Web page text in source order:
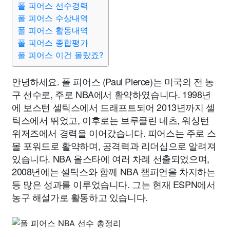
폴 피어스 선수경력
폴 피어스 수상내역
폴 피어스 활동내역
폴 피어스 종합평가
폴 피어스 이건 몰랐죠?
안녕하세요. 폴 피어스 (Paul Pierce)는 미국의 전 농
구 선수로, 주로 NBA에서 활약하였습니다. 1998년
에 보스턴 셀틱스에서 드래프트되어 2013년까지 셀
틱스에서 뛰었고, 이후로는 브루클린 네츠, 워싱턴
위저즈에서 경력을 이어갔습니다. 피어스는 주로 스
몰 포워드로 활약하며, 공격력과 리더십으로 알려져
있습니다. NBA 올스타에 여러 차례 선출되었으며,
2008년에는 셀틱스와 함께 NBA 챔피언을 차지하는
등 많은 성과를 이루었습니다. 그는 현재 ESPN에서
농구 해설가로 활동하고 있습니다.